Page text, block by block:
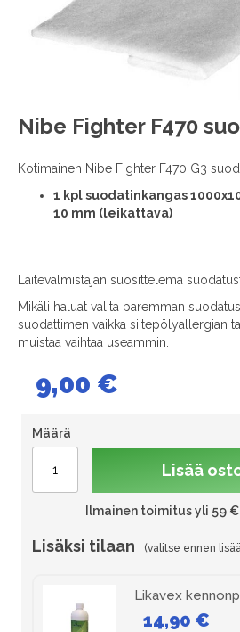
Nibe Fighter F470
Kotimainen Nibe Fighter F470 G3
1 kpl suodatinkangas
10 mm (leikattava)
Laitevalmistajan suosittelema
Mikäli haluat valita paremman
suodattimen vaikka siitepölyallergian
muistaa vaihtaa useammin.
9,00 €
Määrä
Lisää
Ilmainen toimitus yli 59
Lisäksi tilaan
Likavex
14,90 €
Skip
to
beginning